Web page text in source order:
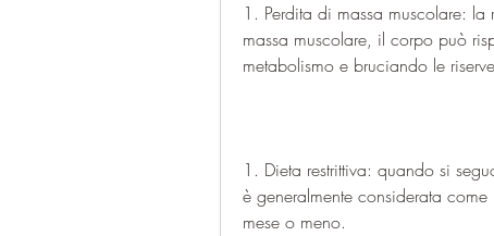
1. Perdita di massa muscolare:
massa muscolare, il corpo può
metabolismo e bruciando le
1. Dieta restrittiva: quando si
è generalmente considerata
mese o meno.